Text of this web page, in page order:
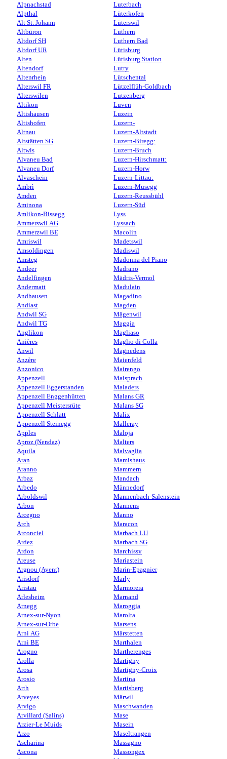
Alpnachstad
Alpthal
Alt St. Johann
Altbüron
Altdorf SH
Altdorf UR
Alten
Altendorf
Altenrhein
Alterswil FR
Alterswilen
Altikon
Altishausen
Altishofen
Altnau
Altstätten SG
Altwis
Alvaneu Bad
Alvaneu Dorf
Alvaschein
Ambrì
Amden
Aminona
Amlikon-Bissegg
Ammerswil AG
Ammerzwil BE
Amriswil
Amsoldingen
Amsteg
Andeer
Andelfingen
Andermatt
Andhausen
Andiast
Andwil SG
Andwil TG
Anglikon
Anières
Anwil
Anzère
Anzonico
Appenzell
Appenzell Eggerstanden
Appenzell Enggenhütten
Appenzell Meistersrüte
Appenzell Schlatt
Appenzell Steinegg
Apples
Aproz (Nendaz)
Aquila
Aran
Aranno
Arbaz
Arbedo
Arboldswil
Arbon
Arcegno
Arch
Arconciel
Ardez
Ardon
Areuse
Argnou (Ayent)
Arisdorf
Aristau
Arlesheim
Arnegg
Arnex-sur-Nyon
Arnex-sur-Orbe
Arni AG
Arni BE
Arogno
Arolla
Arosa
Arosio
Arth
Arveyes
Arvigo
Arvillard (Salins)
Arzier-Le Muids
Arzo
Ascharina
Ascona
Luterbach
Lüterkofen
Lüterswil
Luthern
Luthern Bad
Lütisburg
Lütisburg Station
Lutry
Lütschental
Lützelflüh-Goldbach
Lutzenberg
Luven
Luzein
Luzern-
Luzern-Altstadt
Luzern-Biregg:
Luzern-Bruch
Luzern-Hirschmatt:
Luzern-Horw
Luzern-Littau:
Luzern-Musegg
Luzern-Reussbühl
Luzern-Süd
Lyss
Lyssach
Macolin
Madetswil
Madiswil
Madonna del Piano
Madrano
Mädris-Vermol
Madulain
Magadino
Magden
Mägenwil
Maggia
Magliaso
Maglio di Colla
Magnedens
Maienfeld
Mairengo
Maisprach
Maladers
Malans GR
Malans SG
Malix
Malleray
Maloja
Malters
Malvaglia
Mamishaus
Mammern
Mandach
Männedorf
Mannenbach-Salenstein
Mannens
Manno
Maracon
Marbach LU
Marbach SG
Marchissy
Mariastein
Marin-Epagnier
Marly
Marmorera
Marnand
Maroggia
Marolta
Marsens
Märstetten
Marthalen
Martherenges
Martigny
Martigny-Croix
Martina
Martisberg
Märwil
Maschwanden
Mase
Masein
Maseltrangen
Massagno
Massongex